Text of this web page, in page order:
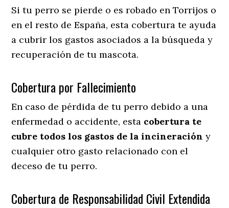
Si tu perro se pierde o es robado en Torrijos o
en el resto de España, esta cobertura te ayuda
a cubrir los gastos asociados a la búsqueda y
recuperación de tu mascota.
Cobertura por Fallecimiento
En caso de pérdida de tu perro debido a una
enfermedad o accidente, esta cobertura te
cubre todos los gastos de la incineración y
cualquier otro gasto relacionado con el
deceso de tu perro.
Cobertura de Responsabilidad Civil Extendida